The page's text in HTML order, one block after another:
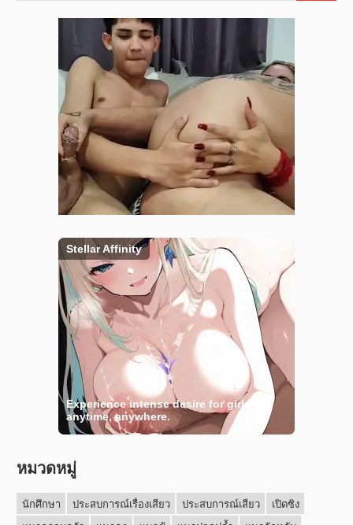
หมวดหมู่
นักศึกษา ประสบการณ์เรื่องเสียว ประสบการณ์เสียว
เปิดซิง